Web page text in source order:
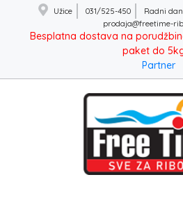
Užice 031/525-450
Radni dan
prodaja@freetime-
Besplatna dostava na
paket do
Partner